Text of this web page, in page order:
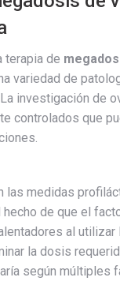
terapia de
variedad de
investigación de
controlados que
medidas
de que el
al
la dosis
según múltiples